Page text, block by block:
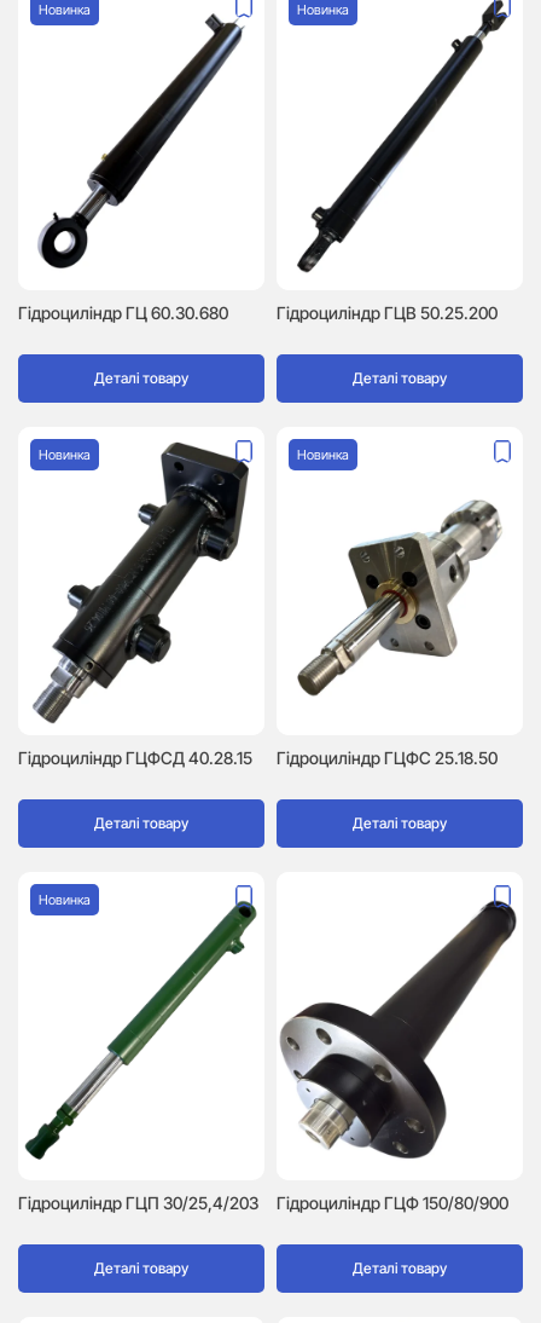
Гідроциліндр ГЦ 60.30.680
Деталі товару
Новинка
Гідроциліндр ГЦВ 50.25.200
Деталі товару
Новинка
Гідроциліндр ГЦФСД 40.28.15
Деталі товару
Новинка
Гідроциліндр ГЦФС 25.18.50
Деталі товару
Новинка
Гідроциліндр ГЦП 30/25,4/203
Деталі товару
Новинка
Гідроциліндр ГЦФ 150/80/900
Деталі товару